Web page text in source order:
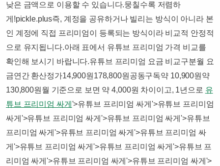
낮은 금액으로 이용할 수 있습니다.​뭉칠수록 저렴하
게!pickle.plus​​즉, 계정을 공유하거나 빌리는 방식이 아니라 본
인 계정에 직접 프리미엄이 등록되는 방식이라 비교적 안정적
으로 유지됩니다.​아래 표에서 유튜브 프리미엄 가격 비교를
확인해 보시기 바랍니다.​유튜브 프리미엄 요금 비교구분월 요
금연간 환산정가14,900원178,800원공동구독약 10,900원약
130,800원​월 기준으로 보면 약 4,000원 차이이고, 1년으로 유
튜브 프리미엄 싸게 '>유튜브 프리미엄 싸게'>유튜브 프리미엄
싸게'>유튜브 프리미엄 싸게'>유튜브 프리미엄 싸게'>유튜브
프리미엄 싸게'>유튜브 프리미엄 싸게'>유튜브 프리미엄 싸
게'>유튜브 프리미엄 싸게'>유튜브 프리미엄 싸게'>유튜브 프
리미엄 싸게'>유튜브 프리미엄 싸게'>유튜브 프리미엄 싸게'>